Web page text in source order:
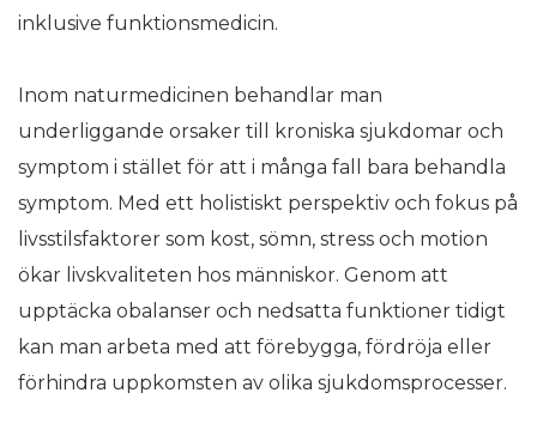
inklusive funktionsmedicin.
Inom naturmedicinen behandlar man
underliggande orsaker till kroniska sjukdomar och
symptom i stället för att i många fall bara behandla
symptom. Med ett holistiskt perspektiv och fokus på
livsstilsfaktorer som kost, sömn, stress och motion
ökar livskvaliteten hos människor. Genom att
upptäcka obalanser och nedsatta funktioner tidigt
kan man arbeta med att förebygga, fördröja eller
förhindra uppkomsten av olika sjukdomsprocesser.